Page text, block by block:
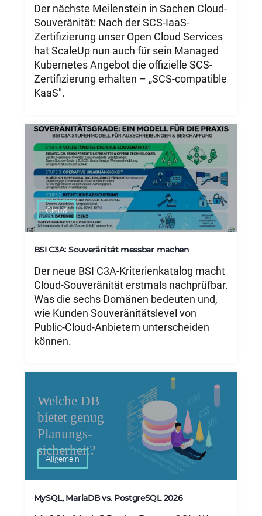
Der nächste Meilenstein in Sachen Cloud-
Souveränität: Nach der SCS-IaaS-
Zertifizierung unser Open Cloud Services
hat ScaleUp nun auch für sein Managed
Kubernetes Angebot die offizielle SCS-
Zertifizierung erhalten – „SCS-compatible
KaaS".
Cloud
BSI C3A: Souveränität messbar machen
Der neue BSI C3A-Kriterienkatalog macht
Cloud-Souveränität erstmals nachprüfbar.
Was die sechs Domänen bedeuten und,
wie Kunden Souveränitätslevel von
Public-Cloud-Anbietern unterscheiden
können.
Allgemein
MySQL, MariaDB vs. PostgreSQL 2026